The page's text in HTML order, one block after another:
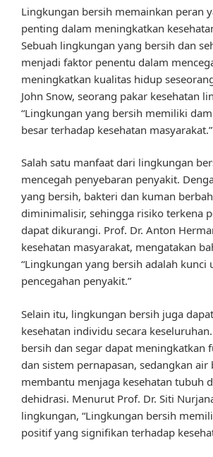
Lingkungan bersih memainkan peran
penting dalam meningkatkan
Sebuah lingkungan yang bersih dan
menjadi faktor penentu dalam
meningkatkan kualitas hidup
John Snow, seorang pakar kesehatan
“Lingkungan yang bersih memiliki
besar terhadap kesehatan masyarakat.”
Salah satu manfaat dari lingkungan
mencegah penyebaran penyakit.
yang bersih, bakteri dan kuman
diminimalisir, sehingga risiko terkena
dapat dikurangi. Prof. Dr. Anton
kesehatan masyarakat, mengatakan
“Lingkungan yang bersih adalah kunci
pencegahan penyakit.”
Selain itu, lingkungan bersih juga
kesehatan individu secara
bersih dan segar dapat meningkatkan
dan sistem pernapasan, sedangkan air
membantu menjaga kesehatan tubuh
dehidrasi. Menurut Prof. Dr. Siti
lingkungan, “Lingkungan bersih
positif yang signifikan terhadap